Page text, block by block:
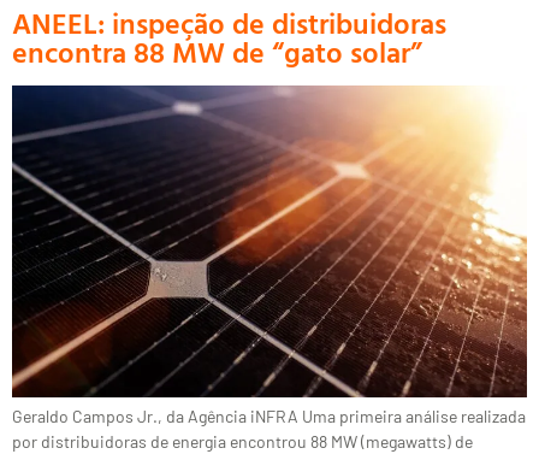
ANEEL: inspeção de distribuidoras
encontra 88 MW de “gato solar”
Geraldo Campos Jr., da Agência iNFRA Uma primeira análise realizada
por distribuidoras de energia encontrou 88 MW (megawatts) de